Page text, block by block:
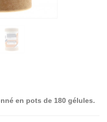
en pots de 180 gélules.